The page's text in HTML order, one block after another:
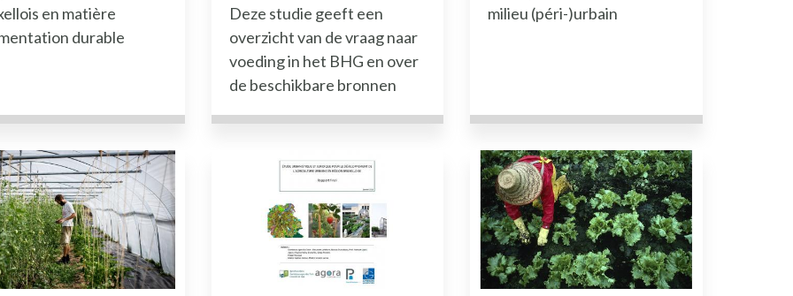
en matière
durable
Deze studie geeft een
overzicht van de vraag naar
voeding in het BHG en over
de beschikbare bronnen
milieu (péri-)urbain